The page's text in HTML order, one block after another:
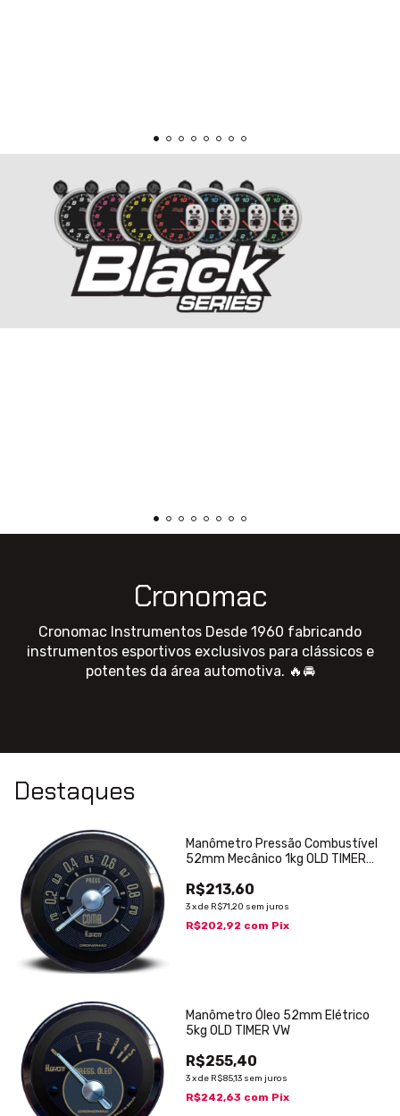
Cronomac
Cronomac Instrumentos Desde 1960 fabricando
instrumentos esportivos exclusivos para clássicos e
potentes da área automotiva. 🔥🚘
Destaques
Manômetro Pressão Combustível
52mm Mecânico 1kg OLD TIMER
R$213,60
3xde R$71,20 sem juros
R$202,92 com Pix
Manômetro Óleo 52mm Elétrico
5kg OLD TIMER VW
R$255,40
3xde R$85,13 sem juros
R$242,63 com Pix